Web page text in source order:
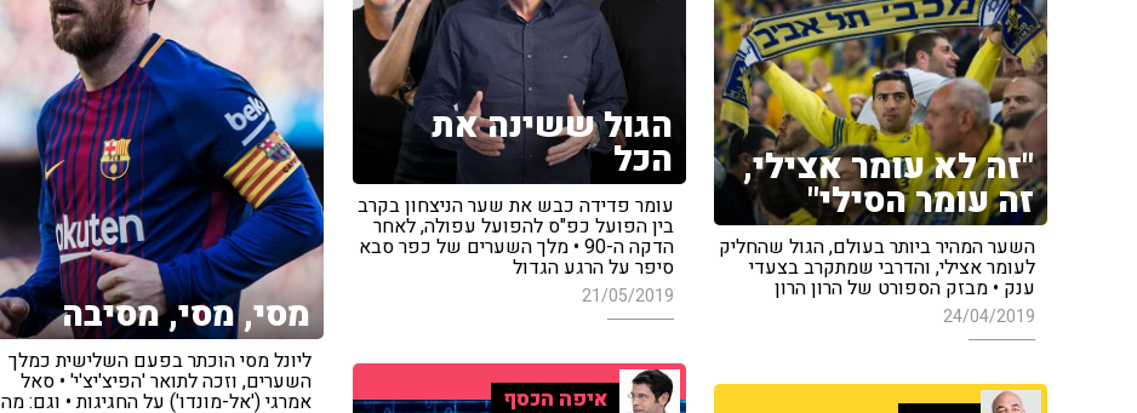
הגול ששינה את
הכל
עומר פדידה כבש את שער הניצחון בקרב
בין הפועל כפ"ס להפועל עפולה, לאחר
הדקה ה-90 • מלך השערים של כפר סבא
סיפר על הרגע הגדול
21/05/2019 מסי, מסי, מסיבה
ליונל מסי הוכתר בפעם השלישית כמלך
השערים, וזכה לתואר 'הפיצ'יצ'י' • סאל
אמרגי ('אל-מונדו') על החגיגות • וגם: מה
"זה לא עומר אצילי,
זה עומר הסילי"
השער המהיר ביותר בעולם, הגול שהחליק
לעומר אצילי, והדרבי שמתקרב בצעדי
ענק • מבזק הספורט של הרון הרון
24/04/2019
איפה הכסף